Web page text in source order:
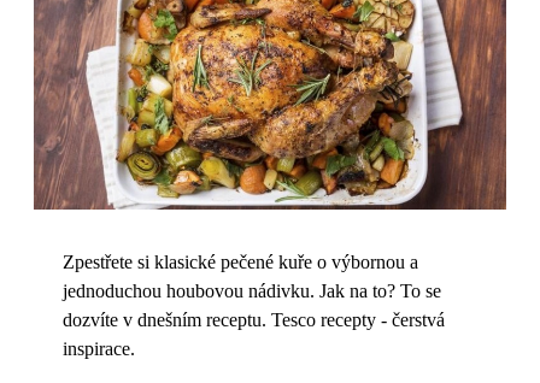
Zpestřete si klasické pečené kuře o výbornou a
jednoduchou houbovou nádivku. Jak na to? To se
dozvíte v dnešním receptu. Tesco recepty - čerstvá
inspirace.